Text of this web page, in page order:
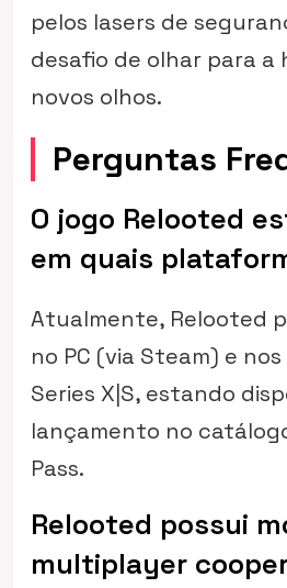
pelos lasers de
desafio de olhar para a
novos olhos.
Perguntas
O jogo Relooted
em quais
Atualmente, Relooted
no PC (via Steam) e
Series X|S, estando
lançamento no
Pass.
Relooted possui
multiplayer